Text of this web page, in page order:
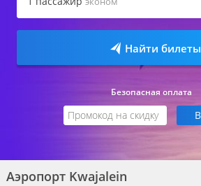
Найти билеты
Безопасная оплата
Аэропорт Kwajalein